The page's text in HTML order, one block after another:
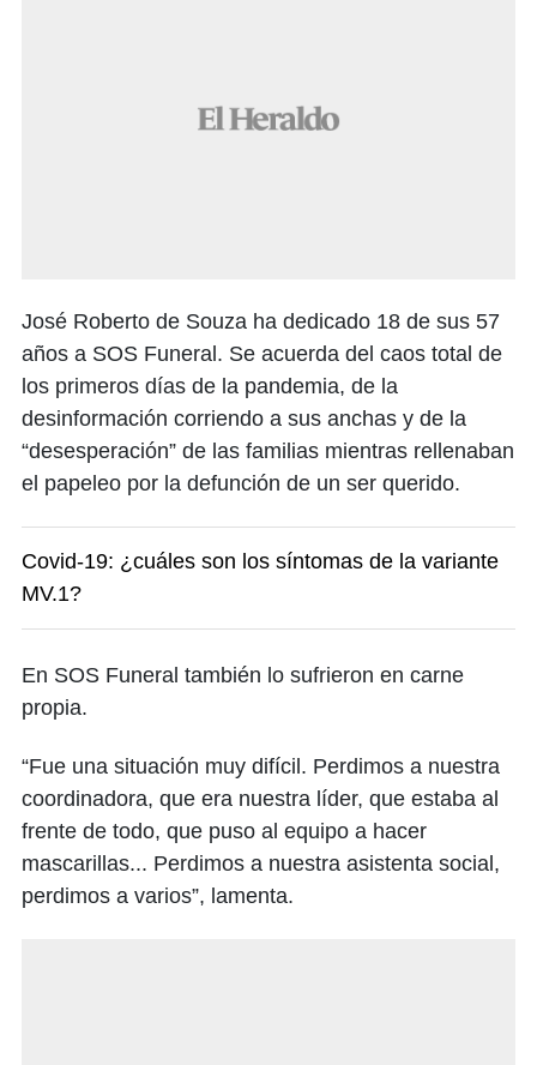
José Roberto de Souza ha dedicado 18 de sus 57
años a SOS Funeral. Se acuerda del caos total de
los primeros días de la pandemia, de la
desinformación corriendo a sus anchas y de la
“desesperación” de las familias mientras rellenaban
el papeleo por la defunción de un ser querido.
Covid-19: ¿cuáles son los síntomas de la variante
MV.1?
En SOS Funeral también lo sufrieron en carne
propia.
“Fue una situación muy difícil. Perdimos a nuestra
coordinadora, que era nuestra líder, que estaba al
frente de todo, que puso al equipo a hacer
mascarillas... Perdimos a nuestra asistenta social,
perdimos a varios”, lamenta.